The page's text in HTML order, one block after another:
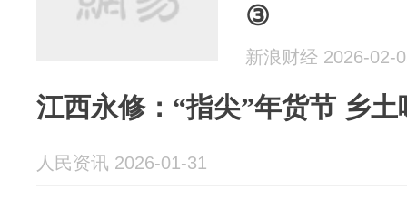
③
新浪财经 2026-02-
江西永修：“指尖”年货节 乡土
人民资讯 2026-01-31